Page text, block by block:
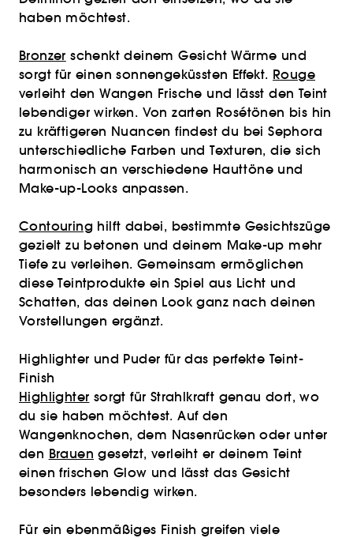
haben möchtest.
Bronzer schenkt deinem Gesicht Wärme und
sorgt für einen sonnengeküssten Effekt. Rouge
verleiht den Wangen Frische und lässt den Teint
lebendiger wirken. Von zarten Rosétönen bis hin
zu kräftigeren Nuancen findest du bei Sephora
unterschiedliche Farben und Texturen, die sich
harmonisch an verschiedene Hauttöne und
Make-up-Looks anpassen.
Contouring hilft dabei, bestimmte Gesichtszüge
gezielt zu betonen und deinem Make-up mehr
Tiefe zu verleihen. Gemeinsam ermöglichen
diese Teintprodukte ein Spiel aus Licht und
Schatten, das deinen Look ganz nach deinen
Vorstellungen ergänzt.
Highlighter und Puder für das perfekte Teint-
Finish
Highlighter sorgt für Strahlkraft genau dort, wo
du sie haben möchtest. Auf den
Wangenknochen, dem Nasenrücken oder unter
den Brauen gesetzt, verleiht er deinem Teint
einen frischen Glow und lässt das Gesicht
besonders lebendig wirken.
Für ein ebenmäßiges Finish greifen viele